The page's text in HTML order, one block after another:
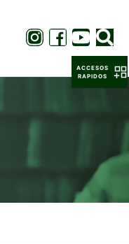
ACCESOS
RAPIDOS